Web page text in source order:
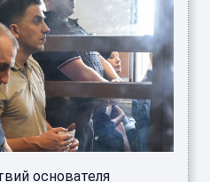
основателя